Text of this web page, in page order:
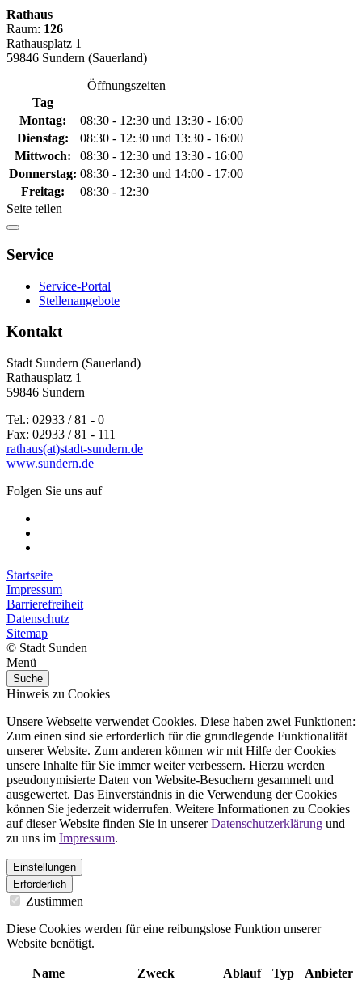
Rathaus
Raum: 126
Rathausplatz 1
59846 Sundern (Sauerland)
Öffnungszeiten
Tag
Montag:
08:30 - 12:30 und 13:30 - 16:00
Dienstag:
08:30 - 12:30 und 13:30 - 16:00
Mittwoch:
08:30 - 12:30 und 13:30 - 16:00
Donnerstag: 08:30 - 12:30 und 14:00 - 17:00
Freitag:
08:30 - 12:30
Seite teilen
Service
Service-Portal
Stellenangebote
Kontakt
Stadt Sundern (Sauerland)
Rathausplatz 1
59846 Sundern
Tel.: 02933 / 81 - 0
Fax: 02933 / 81 - 111
rathaus(at)stadt-sundern.de
www.sundern.de
Folgen Sie uns auf
Startseite
Impressum
Barrierefreiheit
Datenschutz
Sitemap
© Stadt Sunden
Menü
Suche
Hinweis zu Cookies
Unsere Webseite verwendet Cookies. Diese haben zwei Funktionen:
Zum einen sind sie erforderlich für die grundlegende Funktionalität
unserer Website. Zum anderen können wir mit Hilfe der Cookies
unsere Inhalte für Sie immer weiter verbessern. Hierzu werden
pseudonymisierte Daten von Website-Besuchern gesammelt und
ausgewertet. Das Einverständnis in die Verwendung der Cookies
können Sie jederzeit widerrufen. Weitere Informationen zu Cookies
auf dieser Website finden Sie in unsererDatenschutzerklärung und
zu uns im Impressum.
Einstellungen
Erforderlich
Zustimmen
Diese Cookies werden für eine reibungslose Funktion unserer
Website benötigt.
Name Zweck Ablauf Typ Anbieter